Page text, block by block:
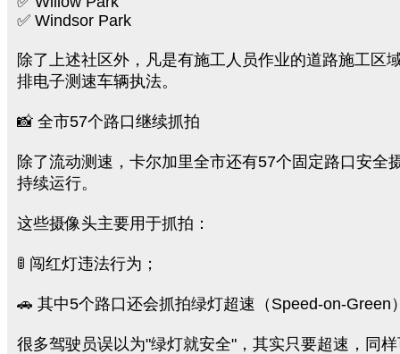
✅ Windsor Park
除了上述社区外，凡是有施工人员作业的道路施工区
排电子测速车辆执法。
📸 全市57个路口继续抓拍
除了流动测速，卡尔加里全市还有57个固定路口安全
持续运行。
这些摄像头主要用于抓拍：
🚦 闯红灯违法行为；
🚗 其中5个路口还会抓拍绿灯超速（Speed-on-Green
很多驾驶员误以为"绿灯就安全"，其实只要超速，同